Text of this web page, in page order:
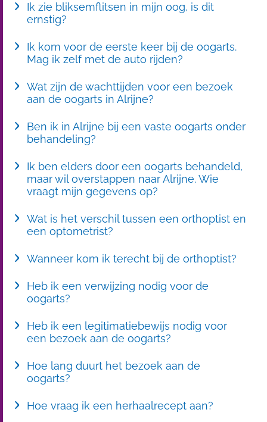
Ik zie bliksemflitsen in mijn oog, is dit
ernstig?
Ik kom voor de eerste keer bij de oogarts.
Mag ik zelf met de auto rijden?
Wat zijn de wachttijden voor een bezoek
aan de oogarts in Alrijne?
Ben ik in Alrijne bij een vaste oogarts onder
behandeling?
Ik ben elders door een oogarts behandeld,
maar wil overstappen naar Alrijne. Wie
vraagt mijn gegevens op?
Wat is het verschil tussen een orthoptist en
een optometrist?
Wanneer kom ik terecht bij de orthoptist?
Heb ik een verwijzing nodig voor de
oogarts?
Heb ik een legitimatiebewijs nodig voor
een bezoek aan de oogarts?
Hoe lang duurt het bezoek aan de
oogarts?
Hoe vraag ik een herhaalrecept aan?